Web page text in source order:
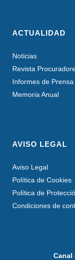
ACTUALIDAD
Noticias
Revista
Informes de Prensa
Memoria Anual
AVISO LEGAL
Aviso Legal
Política de Cookies
Política de
Condiciones de
Canal